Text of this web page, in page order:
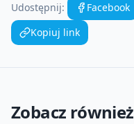
Udostępnij: Facebook
Kopiuj link
Zobacz również